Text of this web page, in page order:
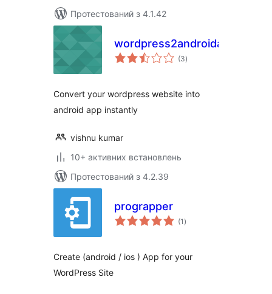
Протестований з 4.1.42
wordpress2androidapp
(3загальний
рейтинг
)
Convert your wordpress website into
android app instantly
vishnu kumar
10+ активних встановлень
Протестований з 4.2.39
prograpper
(1 загальний
рейтинг
)
Create (android / ios ) App for your
WordPress Site